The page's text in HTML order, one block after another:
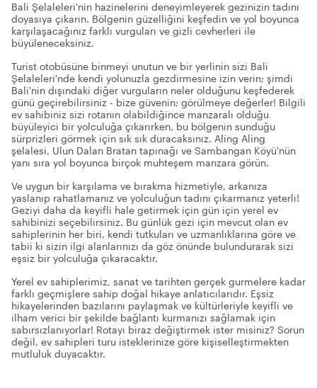
Bali Şelaleleri'nin hazinelerini deneyimleyerek gezinizin tadını
doyasıya çıkarın. Bölgenin güzelliğini keşfedin ve yol boyunca
karşılaşacağınız farklı vurguları ve gizli cevherleri ile
büyüleneceksiniz.
Turist otobüsüne binmeyi unutun ve bir yerlinin sizi Bali
Şelaleleri'nde kendi yolunuzla gezdirmesine izin verin; şimdi
Bali'nin dışındaki diğer vurguların neler olduğunu keşfederek
günü geçirebilirsiniz - bize güvenin; görülmeye değerler! Bilgili
ev sahibiniz sizi rotanın olabildiğince manzaralı olduğu
büyüleyici bir yolculuğa çıkarırken, bu bölgenin sunduğu
sürprizleri görmek için sık sık duracaksınız. Aling Aling
şelalesi, Ulun Dalan Bratan tapınağı ve Sambangan Köyü'nün
yanı sıra yol boyunca birçok muhteşem manzara görün.
Ve uygun bir karşılama ve bırakma hizmetiyle, arkanıza
yaslanıp rahatlamanız ve yolculuğun tadını çıkarmanız yeterli!
Geziyi daha da keyifli hale getirmek için gün için yerel ev
sahibinizi seçebilirsiniz. Bu günlük gezi için mevcut olan ev
sahiplerinin her biri, kendi tutkuları ve uzmanlıklarına göre ve
tabii ki sizin ilgi alanlarınızı da göz önünde bulundurarak sizi
eşsiz bir yolculuğa çıkaracaktır.
Yerel ev sahiplerimiz, sanat ve tarihten gerçek gurmelere kadar
farklı geçmişlere sahip doğal hikaye anlatıcılarıdır. Eşsiz
hikayelerinden bazılarını paylaşmak ve kültürleriyle keyifli ve
ilham verici bir şekilde bağlantı kurmanızı sağlamak için
sabırsızlanıyorlar! Rotayı biraz değiştirmek ister misiniz? Sorun
değil, ev sahipleri turu isteklerinize göre kişiselleştirmekten
mutluluk duyacaktır.